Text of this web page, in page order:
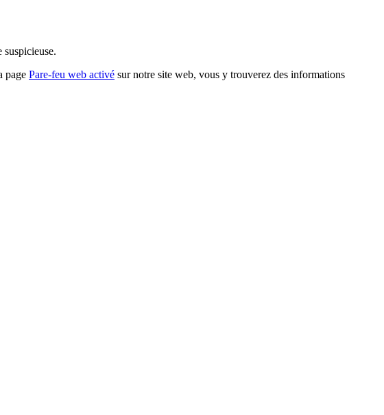
suspicieuse.
page Pare-feu web activé sur notre site web, vous y trouverez des informations